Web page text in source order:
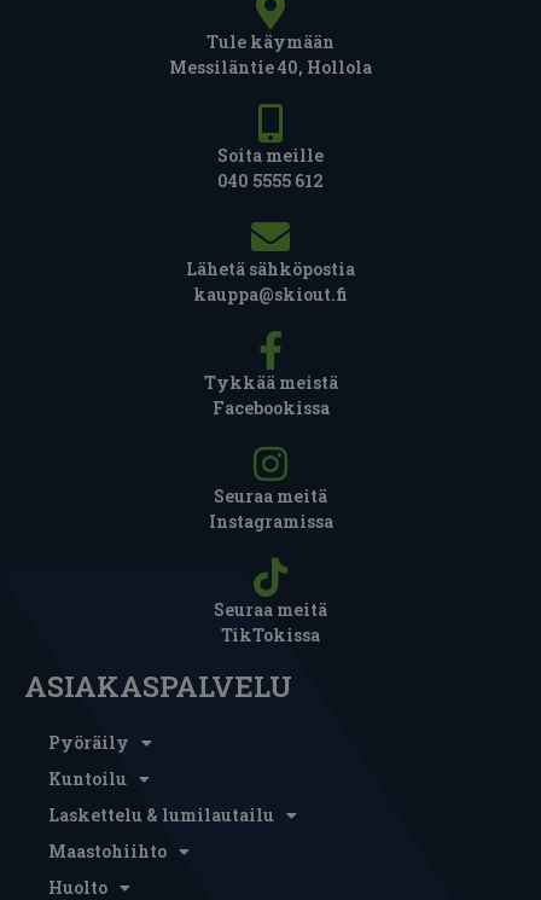
Tule käymään
Messiläntie 40, Hollola
Soita meille
040 5555 612
Lähetä sähköpostia
kauppa@skiout.fi
Tykkää meistä
Facebookissa
Seuraa meitä
Instagramissa
Seuraa meitä
TikTokissa
ASIAKASPALVELU
Pyöräily
Kuntoilu
Laskettelu & lumilautailu
Maastohiihto
Huolto